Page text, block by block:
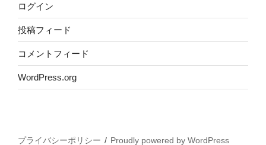
ログイン
投稿フィード
コメントフィード
WordPress.org
プライバシーポリシー Proudly powered by WordPress